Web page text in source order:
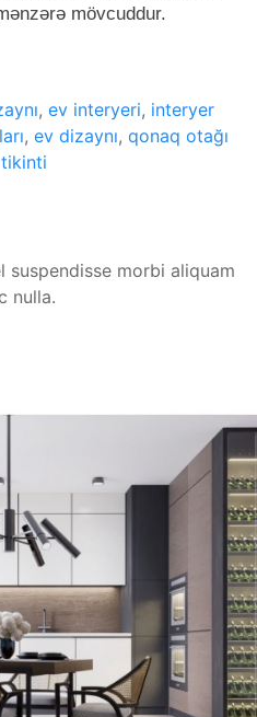
mövcuddur.
, ev interyeri, interyer
, ev dizaynı, qonaq otağı
suspendisse morbi aliquam
nulla.